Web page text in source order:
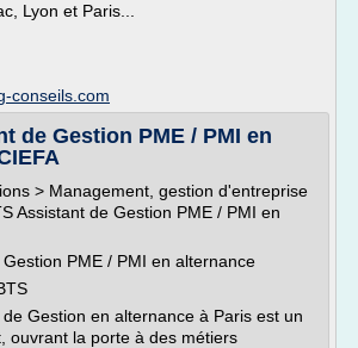
Lyon et Paris...
conseils.com
de Gestion PME / PMI en
> Management, gestion d'entreprise
Assistant de Gestion PME / PMI en
PME / PMI en alternance
de Gestion en alternance à Paris est un
ouvrant la porte à des métiers